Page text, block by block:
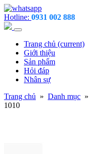
Hotline: 0931 002 888
Trang chủ (current)
Giới thiệu
Sản phẩm
Hỏi đáp
Nhân sự
Trang chủ » Danh mục »
1010